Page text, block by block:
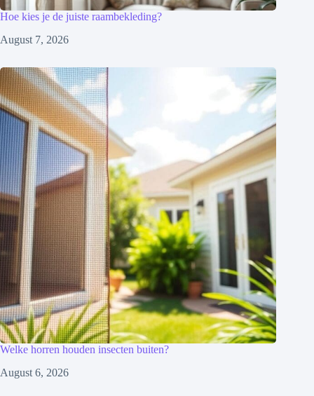
Hoe kies je de juiste raambekleding?
August 7, 2026
Welke horren houden insecten buiten?
August 6, 2026